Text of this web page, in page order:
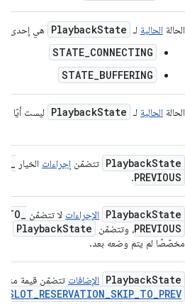
الحالة الحالية لـ PlaybackState هي إحدى
STATE_CONNECTING
STATE_BUFFERING
الحالة الحالية لـ PlaybackState ليست أيًا من
PlaybackState تتضمّن إجراءات الخيار _
PREVIOUS
.
PlaybackState الإجراءات لا تتضمّن TO_
PREVIOUS، وتتضمّن PlaybackState
مخصّصًا لم يتم وضعه بعد.
PlaybackState الإضافات تتضمّن قيمة